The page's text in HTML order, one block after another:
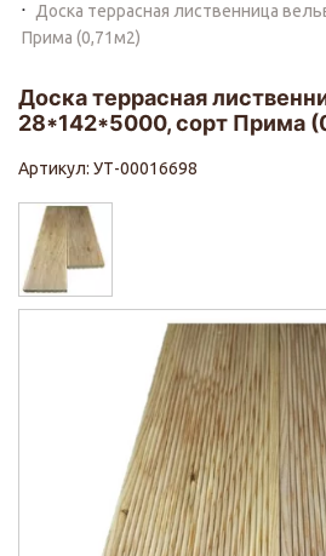
Доска террасная лиственница
Прима (0,71м2)
Доска террасная
28*142*5000, сорт Прима
Артикул: УТ-00016698